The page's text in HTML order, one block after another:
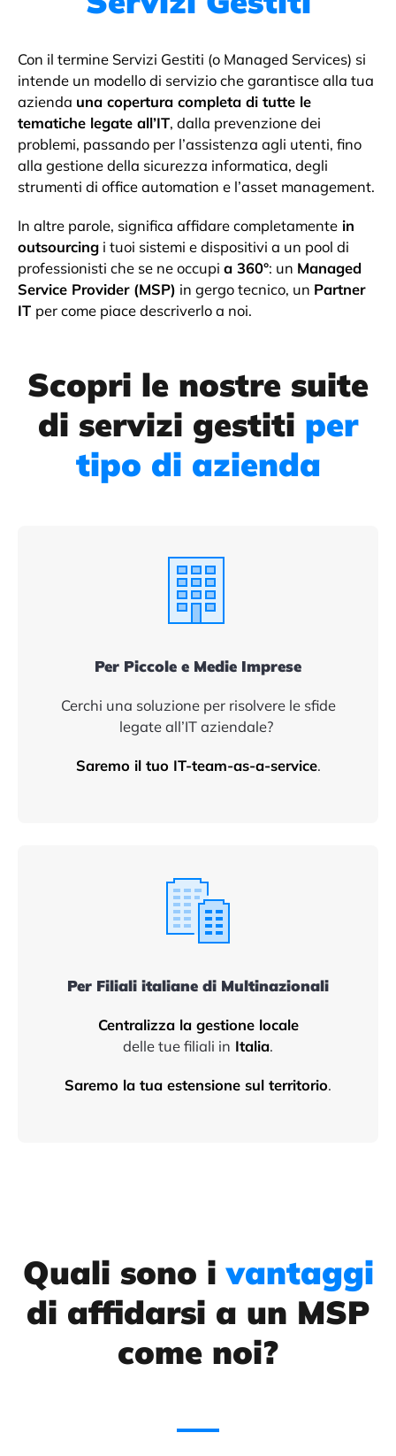
Con il termine Servizi Gestiti (o Managed Services) si
intende un modello di servizio che garantisce alla tua
azienda una copertura completa di tutte le
tematiche legate all’IT, dalla prevenzione dei
problemi, passando per l’assistenza agli utenti, fino
alla gestione della sicurezza informatica, degli
strumenti di office automation e l’asset management.
In altre parole, significa affidare completamente in
outsourcing i tuoi sistemi e dispositivi a un pool di
professionisti che se ne occupi a 360°: un Managed
Service Provider (MSP) in gergo tecnico, un Partner
IT per come piace descriverlo a noi.
Scopri le nostre suite
di servizi gestiti per
tipo di azienda
Per Piccole e Medie Imprese
Cerchi una soluzione per risolvere le sfide
legate all’IT aziendale?
Saremo il tuo IT-team-as-a-service.
Per Filiali italiane di Multinazionali
Centralizza la gestione locale
delle tue filiali in Italia.
Saremo la tua estensione sul territorio.
Quali sono ivantaggi
di affidarsi a un MSP
come noi?